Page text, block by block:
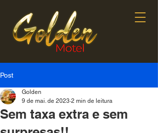
Post
Sem taxa extra e sem
Golden
9 de mai. de 2023 2 min de leitura